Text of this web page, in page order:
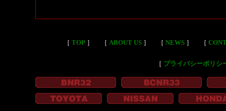
［ TOP］ ［ ABOUT US］ ［ NEWS］ ［
［ プライバシーポリシ